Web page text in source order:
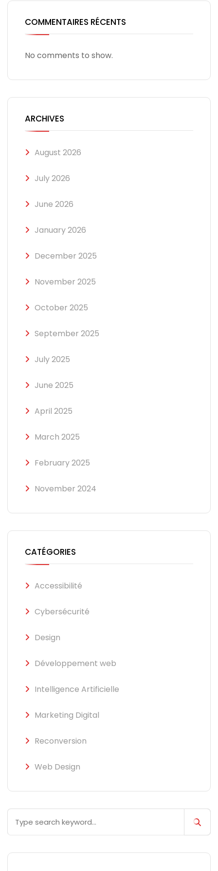
COMMENTAIRES RÉCENTS
No comments to show.
ARCHIVES
August 2026
July 2026
June 2026
January 2026
December 2025
November 2025
October 2025
September 2025
July 2025
June 2025
April 2025
March 2025
February 2025
November 2024
CATÉGORIES
Accessibilité
Cybersécurité
Design
Développement web
Intelligence Artificielle
Marketing Digital
Reconversion
Web Design